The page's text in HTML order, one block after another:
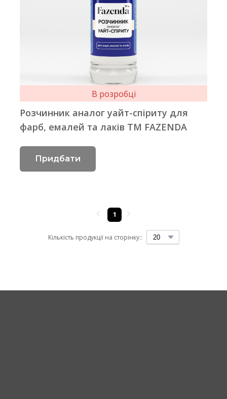
В розробці
Розчинник аналог уайт-спіриту для
фарб, емалей та лаків ТМ FAZENDA
Придбати
Кількість продукції на сторінку::
1